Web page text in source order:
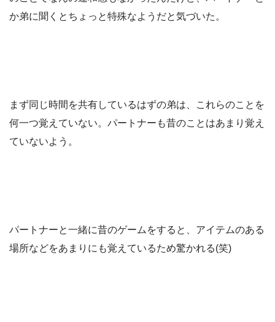
か弟に聞くとちょっと特殊なようだと気づいた。
まず同じ時間を共有しているはずの弟は、これらのことを
何一つ覚えていない。パートナーも昔のことはあまり覚え
ていないよう。
パートナーと一緒に昔のゲームをすると、アイテムのある
場所などをあまりにも覚えているため驚かれる(笑)